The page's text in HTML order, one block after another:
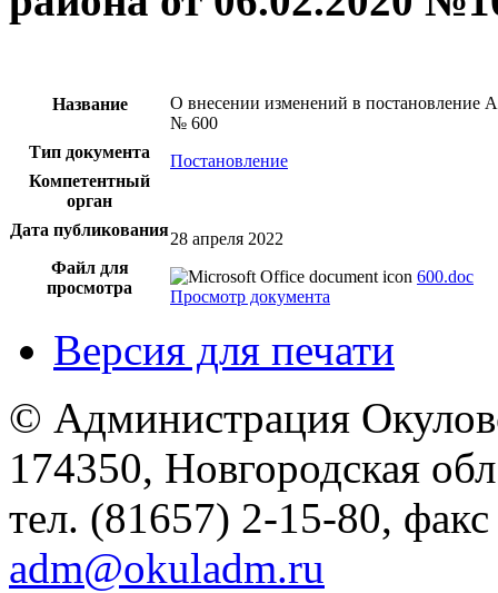
Название
О внесении изменений в постановление
№ 600
Тип документа
Постановление
Компетентный
орган
Дата публикования28 апреля 2022
Файл для
просмотра
600.doc
Просмотр документа
Версия для печати
© Администрация
174350, Новгородская
тел. (81657) 2-15-80,
adm@okuladm.ru